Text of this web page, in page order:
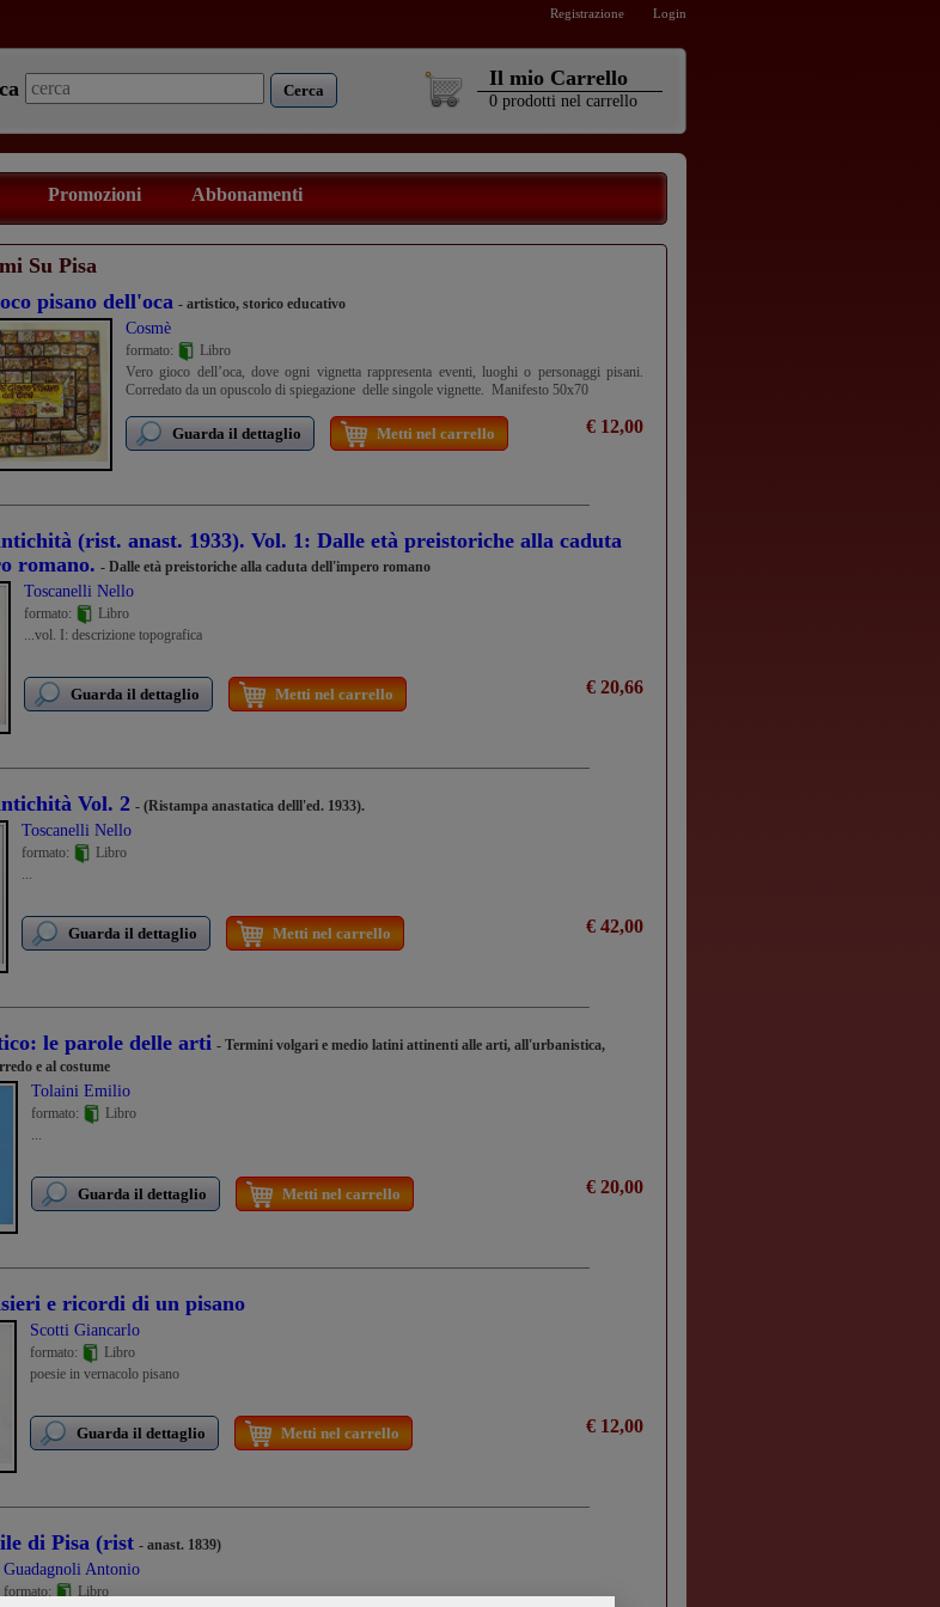
Registrazione Login
Cerca
Il mio Carrello
0 prodotti nel carrello
Promozioni Abbonamenti
Su Pisa
pisano dell'oca - artistico, storico educativo
Cosmè
formato:
Libro
Vero gioco dell’oca, dove ogni vignetta rappresenta eventi, luoghi o personaggi pisani.
Corredato da un opuscolo di spiegazione delle singole vignette. Manifesto 50x70
€ 12,00
Guarda il dettaglio Metti nel carrello
(rist. anast. 1933). Vol. 1: Dalle età preistoriche alla caduta
romano. - Dalle età preistoriche alla caduta dell'impero romano
Toscanelli Nello
formato:
Libro
...vol. I: descrizione topografica
€ 20,66
Guarda il dettaglio Metti nel carrello
Vol. 2 - (Ristampa anastatica delll'ed. 1933).
Toscanelli Nello
formato:
Libro
...
€ 42,00
Guarda il dettaglio Metti nel carrello
le parole delle arti - Termini volgari e medio latini attinenti alle arti, all'urbanistica,
e al costume
Tolaini Emilio
formato:
Libro
...
€ 20,00
Guarda il dettaglio Metti nel carrello
e ricordi di un pisano
Scotti Giancarlo
formato:
Libro
poesie in vernacolo pisano
€ 12,00
Guarda il dettaglio Metti nel carrello
di Pisa (rist - anast. 1839)
Guadagnoli Antonio
formato:
Libro